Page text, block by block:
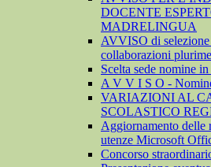
DOCENTE
MADRELINGUA
AVVISO di
collaborazioni plurime
Scelta sede nomine
A V V I S O -
VARIAZIONI AL
SCOLASTICO
Aggiornamento delle
utenze Microsoft
Concorso